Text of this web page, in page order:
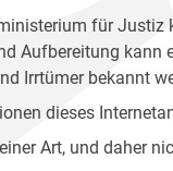
für Justiz
Aufbereitung
Irrtümer bekannt
dieses
Art, und daher